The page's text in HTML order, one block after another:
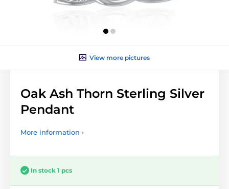
View more pictures
Oak Ash Thorn Sterling Silver
Pendant
More information ›
In stock 1 pcs